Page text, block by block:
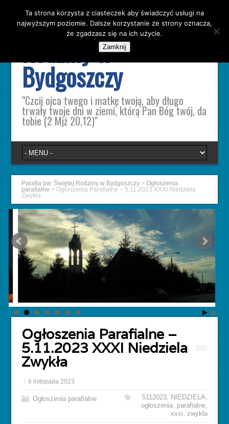
Parafia pw. Świętej
Rodziny w
Bydgoszczy
"Czcij ojca twego i matkę twoją, aby długo
trwały twoje dni w ziemi, którą Pan Bóg twój, da
tobie (2 Mjż 20,12)"
Parafia pw. Świętej Rodziny w Bydgoszczy >Ogłoszenia
parafialne >Ogłoszenia Parafialne – 5.11.2023 XXXI Niedziela
Zwykła
Ogłoszenia Parafialne –
5.11.2023 XXXI Niedziela
Zwykła
6 listopada 2023
Ogłoszenia parafialne 5112023, NIEDZIELA,
ogłoszenia, parafialne,
xxxi, zwykła
Ta strona korzysta z ciasteczek aby świadczyć usługi na
najwyższym poziomie. Dalsze korzystanie ze strony oznacza,
że zgadzasz się na ich użycie.
Zamknij